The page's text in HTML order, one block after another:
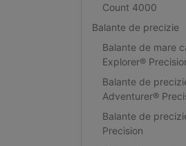
Count 4000
Balante de precizie
Balante de mare
Explorer®
Balante de
Adventurer®
Balante de
Precision